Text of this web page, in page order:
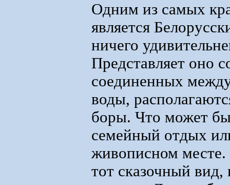
Одним из самых
является
ничего
Представляет оно
соединенных
воды,
боры. Что может
семейный отдых
живописном месте.
тот сказочный